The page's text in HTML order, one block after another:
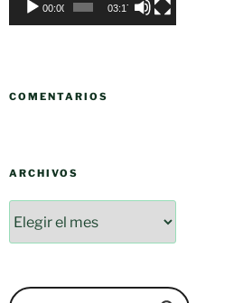
00:00 03:17
COMENTARIOS
ARCHIVOS